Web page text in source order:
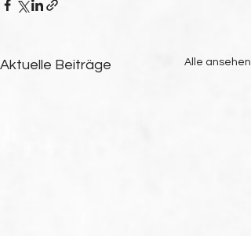
Aktuelle Beiträge Alle ansehen